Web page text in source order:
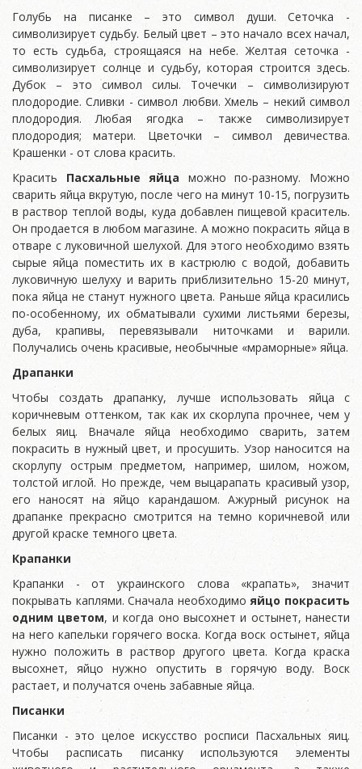
Голубь на писанке – это символ души. Сеточка -
символизирует судьбу. Белый цвет – это начало всех начал,
то есть судьба, строящаяся на небе. Желтая сеточка -
символизирует солнце и судьбу, которая строится здесь.
Дубок – это символ силы. Точечки – символизируют
плодородие. Сливки - символ любви. Хмель – некий символ
плодородия. Любая ягодка – также символизирует
плодородия; матери. Цветочки – символ девичества.
Крашенки - от слова красить.
Красить Пасхальные яйца можно по-разному. Можно
сварить яйца вкрутую, после чего на минут 10-15, погрузить
в раствор теплой воды, куда добавлен пищевой краситель.
Он продается в любом магазине. А можно покрасить яйца в
отваре с луковичной шелухой. Для этого необходимо взять
сырые яйца поместить их в кастрюлю с водой, добавить
луковичную шелуху и варить приблизительно 15-20 минут,
пока яйца не станут нужного цвета. Раньше яйца красились
по-особенному, их обматывали сухими листьями березы,
дуба, крапивы, перевязывали ниточками и варили.
Получались очень красивые, необычные «мраморные» яйца.
Драпанки
Чтобы создать драпанку, лучше использовать яйца с
коричневым оттенком, так как их скорлупа прочнее, чем у
белых яиц. Вначале яйца необходимо сварить, затем
покрасить в нужный цвет, и просушить. Узор наносится на
скорлупу острым предметом, например, шилом, ножом,
толстой иглой. Но прежде, чем выцарапать красивый узор,
его наносят на яйцо карандашом. Ажурный рисунок на
драпанке прекрасно смотрится на темно коричневой или
другой краске темного цвета.
Крапанки
Крапанки - от украинского слова «крапать», значит
покрывать каплями. Сначала необходимо яйцо покрасить
одним цветом, и когда оно высохнет и остынет, нанести
на него капельки горячего воска. Когда воск остынет, яйца
нужно положить в раствор другого цвета. Когда краска
высохнет, яйцо нужно опустить в горячую воду. Воск
растает, и получатся очень забавные яйца.
Писанки
Писанки - это целое искусство росписи Пасхальных яиц.
Чтобы расписать писанку используются элементы